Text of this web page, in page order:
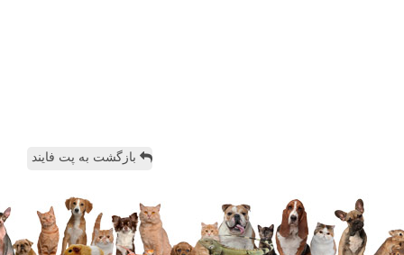
بازگشت به پت فایند